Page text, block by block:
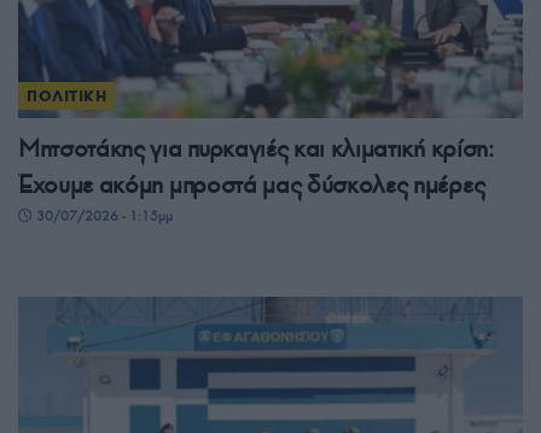
ΠΟΛΙΤΙΚΗ
Μητσοτάκης για πυρκαγιές και κλιματική κρίση:
Έχουμε ακόμη μπροστά μας δύσκολες ημέρες
30/07/2026 - 1:15μμ